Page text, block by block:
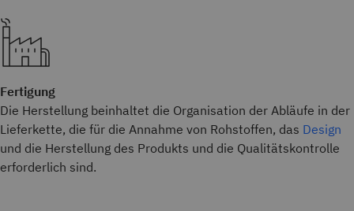
Fertigung
Die Herstellung beinhaltet die Organisation der Abläufe in der
Lieferkette, die für die Annahme von Rohstoffen, das Design
und die Herstellung des Produkts und die Qualitätskontrolle
erforderlich sind.